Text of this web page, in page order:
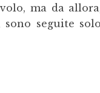
ma da
seguite